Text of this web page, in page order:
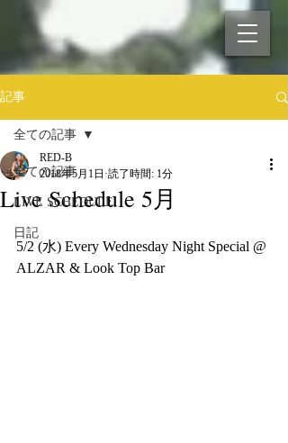
記事
全ての記事
LIVE SCHEDULE
日記
全ての記事
Live Schedule 5月
RED-B
2018年5月1日 読了時間: 1分
5/2 (水) Every Wednesday Night Special @
ALZAR & Look Top Bar